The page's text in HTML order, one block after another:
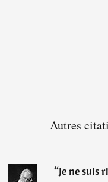
Autres
“Je ne suis